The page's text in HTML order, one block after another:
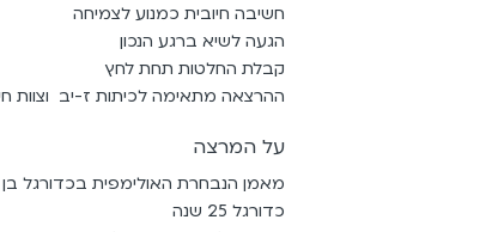
חשיבה חיובית כמנוע לצמיחה
הגעה לשיא ברגע הנכון
קבלת החלטות תחת לחץ
ההרצאה מתאימה לכיתות ז-יב וצוות
על המרצה
כדורגל 25 שנה